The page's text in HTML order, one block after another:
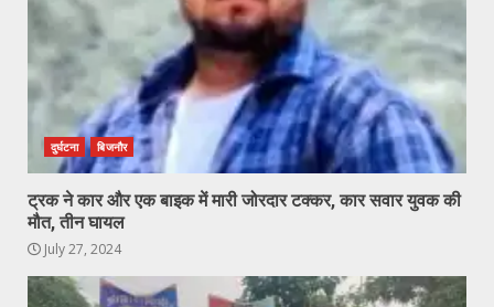
दुर्घटना बिजनौर
ट्रक ने कार और एक बाइक में मारी जोरदार टक्कर, कार सवार युवक की
मौत, तीन घायल
July 27, 2024